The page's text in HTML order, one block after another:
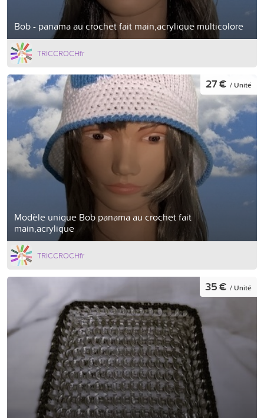
Bob - panama au crochet fait main,acrylique multicolore
TRICCROCHfr
Modèle unique Bob panama au crochet fait
main,acrylique
27 € / Unité
TRICCROCHfr
35 € / Unité